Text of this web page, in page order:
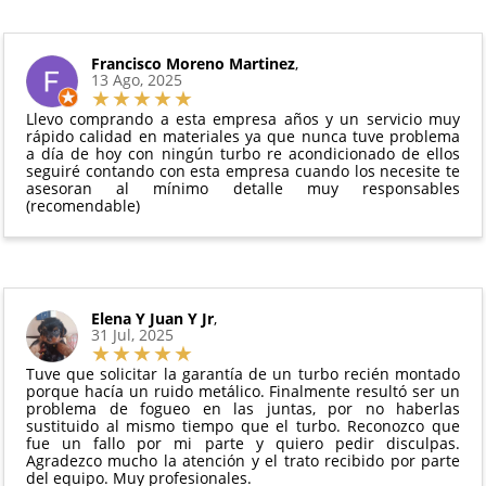
y compresores de aire acondicionado.
Todas nuestras garantías cumplen con la legislación
vigente. Consulta nuestras
para más información.
pedido.
El productono debe haber sido montado ni
manipulado
Debe devolverse en su
perfectas condiciones
Francisco Moreno Martinez,
13 Ago, 2025
Llevo comprando a esta empresa años y un servicio muy
rápido calidad en materiales ya que nunca tuve problema
a día de hoy con ningún turbo re acondicionado de ellos
seguiré contando con esta empresa cuando los necesite te
asesoran al mínimo detalle muy responsables
(recomendable)
Elena Y Juan Y Jr,
31 Jul, 2025
Tuve que solicitar la garantía de un turbo recién montado
porque hacía un ruido metálico. Finalmente resultó ser un
problema de fogueo en las juntas, por no haberlas
sustituido al mismo tiempo que el turbo. Reconozco que
fue un fallo por mi parte y quiero pedir disculpas.
Agradezco mucho la atención y el trato recibido por parte
del equipo. Muy profesionales.